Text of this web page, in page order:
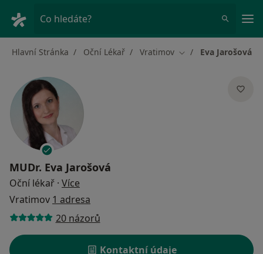
Co hledáte?
Hlavní Stránka Oční Lékař Vratimov Změna města
Eva Jarošová
MUDr. Eva Jarošová
Oční lékař · Více
Vratimov 1 adresa
20 názorů
Kontaktní údaje